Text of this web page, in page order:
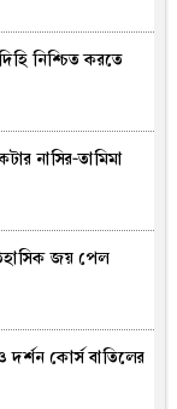
নিশ্চিত করতে
নাসির-তামিমা
জয় পেল
দর্শন কোর্স বাতিলের